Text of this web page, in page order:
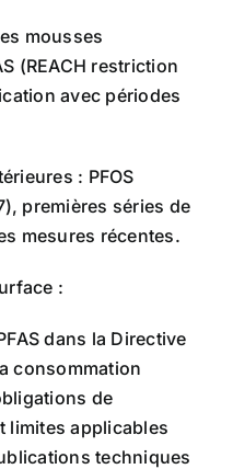
mousses
(REACH restriction
avec périodes
: PFOS
premières séries de
mesures récentes.
:
dans la Directive
consommation
de
limites applicables
techniques